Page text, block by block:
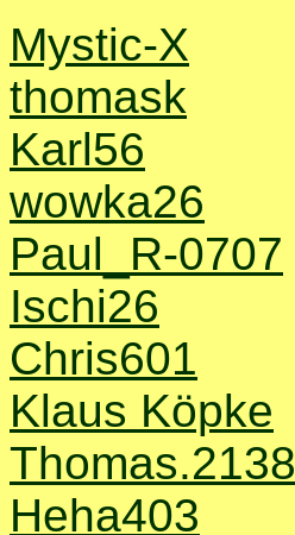
Mystic-X
thomask
Karl56
wowka26
Paul_R-0707
Ischi26
Chris601
Klaus Köpke
Thomas.2138
Heha403